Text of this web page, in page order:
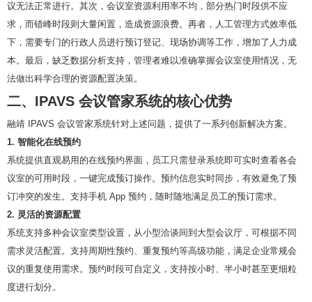
议无法正常进行。其次，会议室资源利用率不均，部分热门时段供不应
求，而错峰时段则大量闲置，造成资源浪费。再者，人工管理方式效率低
下，需要专门的行政人员进行预订登记、现场协调等工作，增加了人力成
本。最后，缺乏数据分析支持，管理者难以准确掌握会议室使用情况，无
法做出科学合理的资源配置决策。
二、IPAVS 会议管家系统的核心优势
融靖 IPAVS 会议管家系统针对上述问题，提供了一系列创新解决方案。
1. 智能化在线预约
系统提供直观易用的在线预约界面，员工只需登录系统即可实时查看各会
议室的可用时段，一键完成预订操作。预约信息实时同步，有效避免了预
订冲突的发生。支持手机 App 预约，随时随地满足员工的预订需求。
2. 灵活的资源配置
系统支持多种会议室类型设置，从小型洽谈间到大型会议厅，可根据不同
需求灵活配置。支持周期性预约、重复预约等高级功能，满足企业常规会
议的重复使用需求。预约时段可自定义，支持按小时、半小时甚至更细粒
度进行划分。